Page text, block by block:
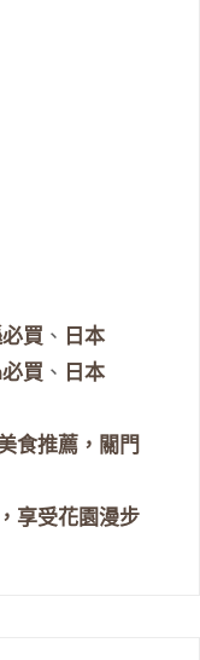
買 、 日本
買 、 日本
食推薦，關門
享受花園漫步